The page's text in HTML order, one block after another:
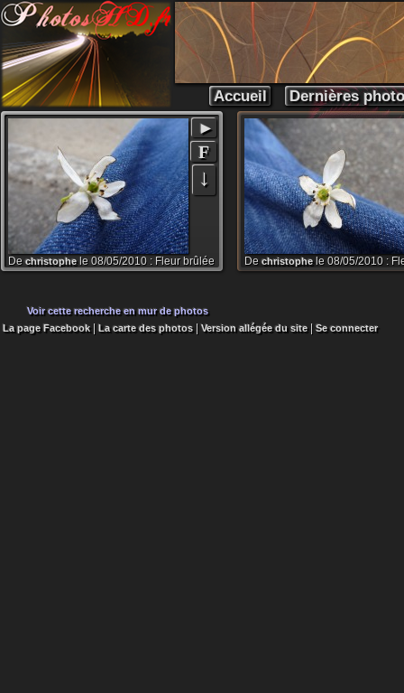
Accueil Dernières
►
F
↓
Dechristophele 08/05/2010 : Fleur brûlée Dechristophele 08/05/2010 :
Voir cette recherche en mur de photos
La page Facebook| La carte des photos|Version allégée du site| Se connecter